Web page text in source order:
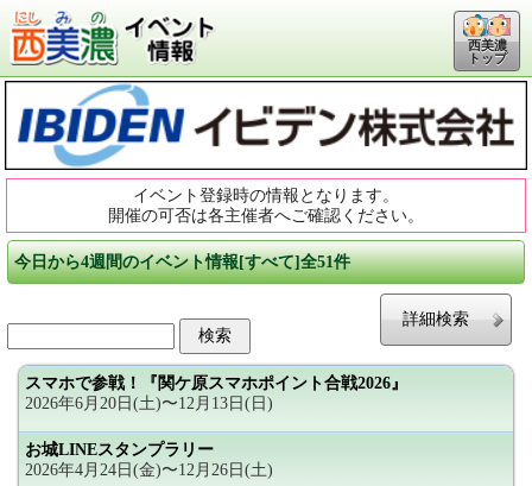
西美濃
トップ
イベント登録時の情報となります。
開催の可否は各主催者へご確認ください。
今日から4週間のイベント情報[すべて]全51件
詳細検索
スマホで参戦！『関ケ原スマホポイント合戦2026』
2026年6月20日(土)〜12月13日(日)
お城LINEスタンプラリー
2026年4月24日(金)〜12月26日(土)